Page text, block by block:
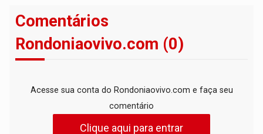
Comentários
Rondoniaovivo.com (0)
Acesse sua conta do Rondoniaovivo.com e faça seu
comentário
Clique aqui para entrar